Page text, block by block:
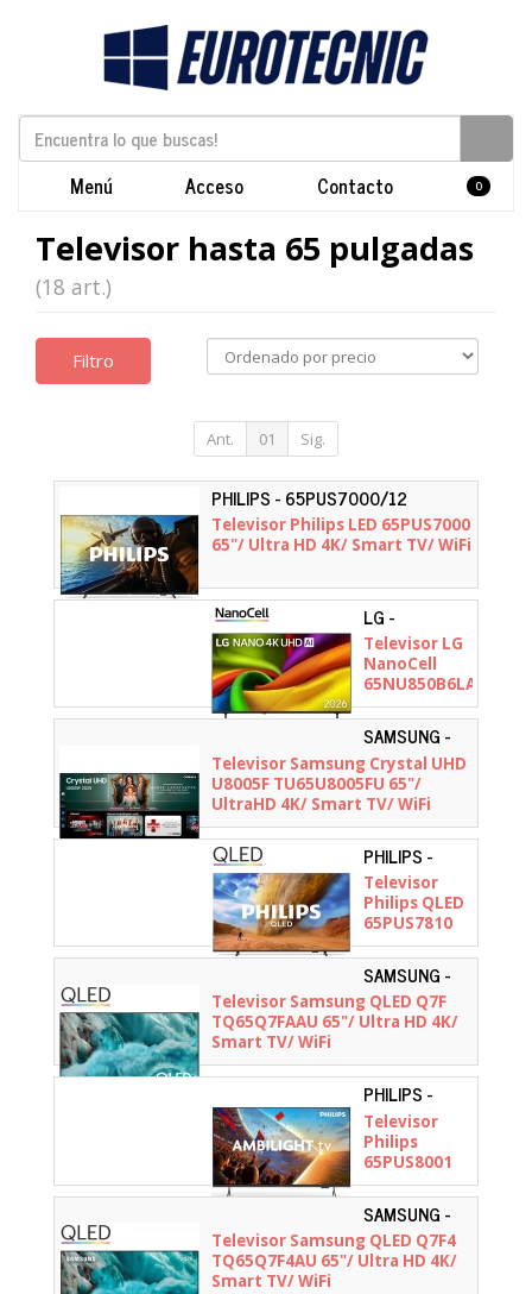
Menú Acceso Contacto 0
Televisor hasta 65 pulgadas
(18 art.)
Filtro
Ant. 01 Sig.
PHILIPS - 65PUS7000/12
Televisor Philips LED 65PUS7000
65"/ Ultra HD 4K/ Smart TV/ WiFi
LG -
65NU850B6LA.AEU
Televisor LG
NanoCell
65NU850B6LA
65"/ Ultra HD
4K/ Smart
TV/ WiFi/
Negro
SAMSUNG -
TU65U8005FUXXC
Televisor Samsung Crystal UHD
U8005F TU65U8005FU 65"/
UltraHD 4K/ Smart TV/ WiFi
PHILIPS -
65PUS7810/12
Televisor
Philips QLED
65PUS7810
65"/ Ultra HD
4K/ Smart
TV/ WiFi
SAMSUNG -
TQ65Q7FAAUXXC
Televisor Samsung QLED Q7F
TQ65Q7FAAU 65"/ Ultra HD 4K/
Smart TV/ WiFi
PHILIPS -
65PUS8001/12
Televisor
Philips
65PUS8001
65"/ Ultra HD
4K/
Ambilight/
Smart TV/
WiFi
SAMSUNG -
TQ65Q7F4AUXXC
Televisor Samsung QLED Q7F4
TQ65Q7F4AU 65"/ Ultra HD 4K/
Smart TV/ WiFi